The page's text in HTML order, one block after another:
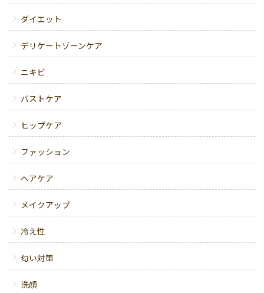
ダイエット
デリケートゾーンケア
ニキビ
バストケア
ヒップケア
ファッション
ヘアケア
メイクアップ
冷え性
匂い対策
洗顔